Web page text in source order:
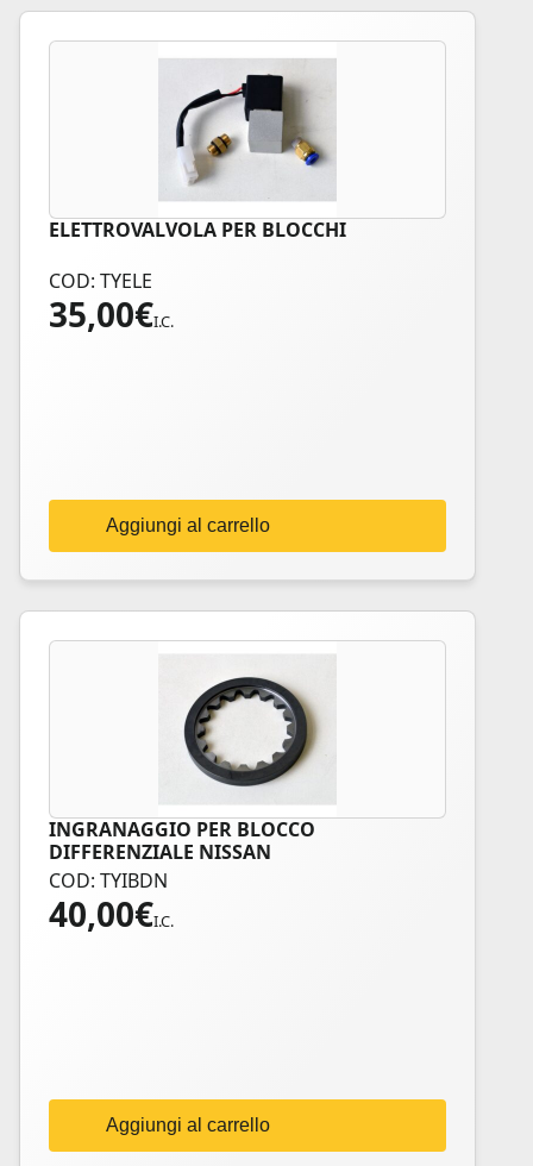
ELETTROVALVOLA PER BLOCCHI
COD: TYELE
35,00€I.C.
Aggiungi al carrello
INGRANAGGIO PER BLOCCO
DIFFERENZIALE NISSAN
COD: TYIBDN
40,00€I.C.
Aggiungi al carrello